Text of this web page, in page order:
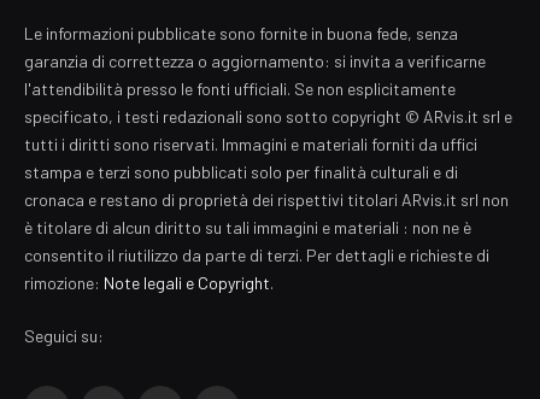
Le informazioni pubblicate sono fornite in buona fede, senza
garanzia di correttezza o aggiornamento: si invita a verificarne
l'attendibilità presso le fonti ufficiali. Se non esplicitamente
specificato, i testi redazionali sono sotto copyright © ARvis.it srl e
tutti i diritti sono riservati. Immagini e materiali forniti da uffici
stampa e terzi sono pubblicati solo per finalità culturali e di
cronaca e restano di proprietà dei rispettivi titolari ARvis.it srl non
è titolare di alcun diritto su tali immagini e materiali : non ne è
consentito il riutilizzo da parte di terzi. Per dettagli e richieste di
rimozione: Note legali e Copyright.
Seguici su: